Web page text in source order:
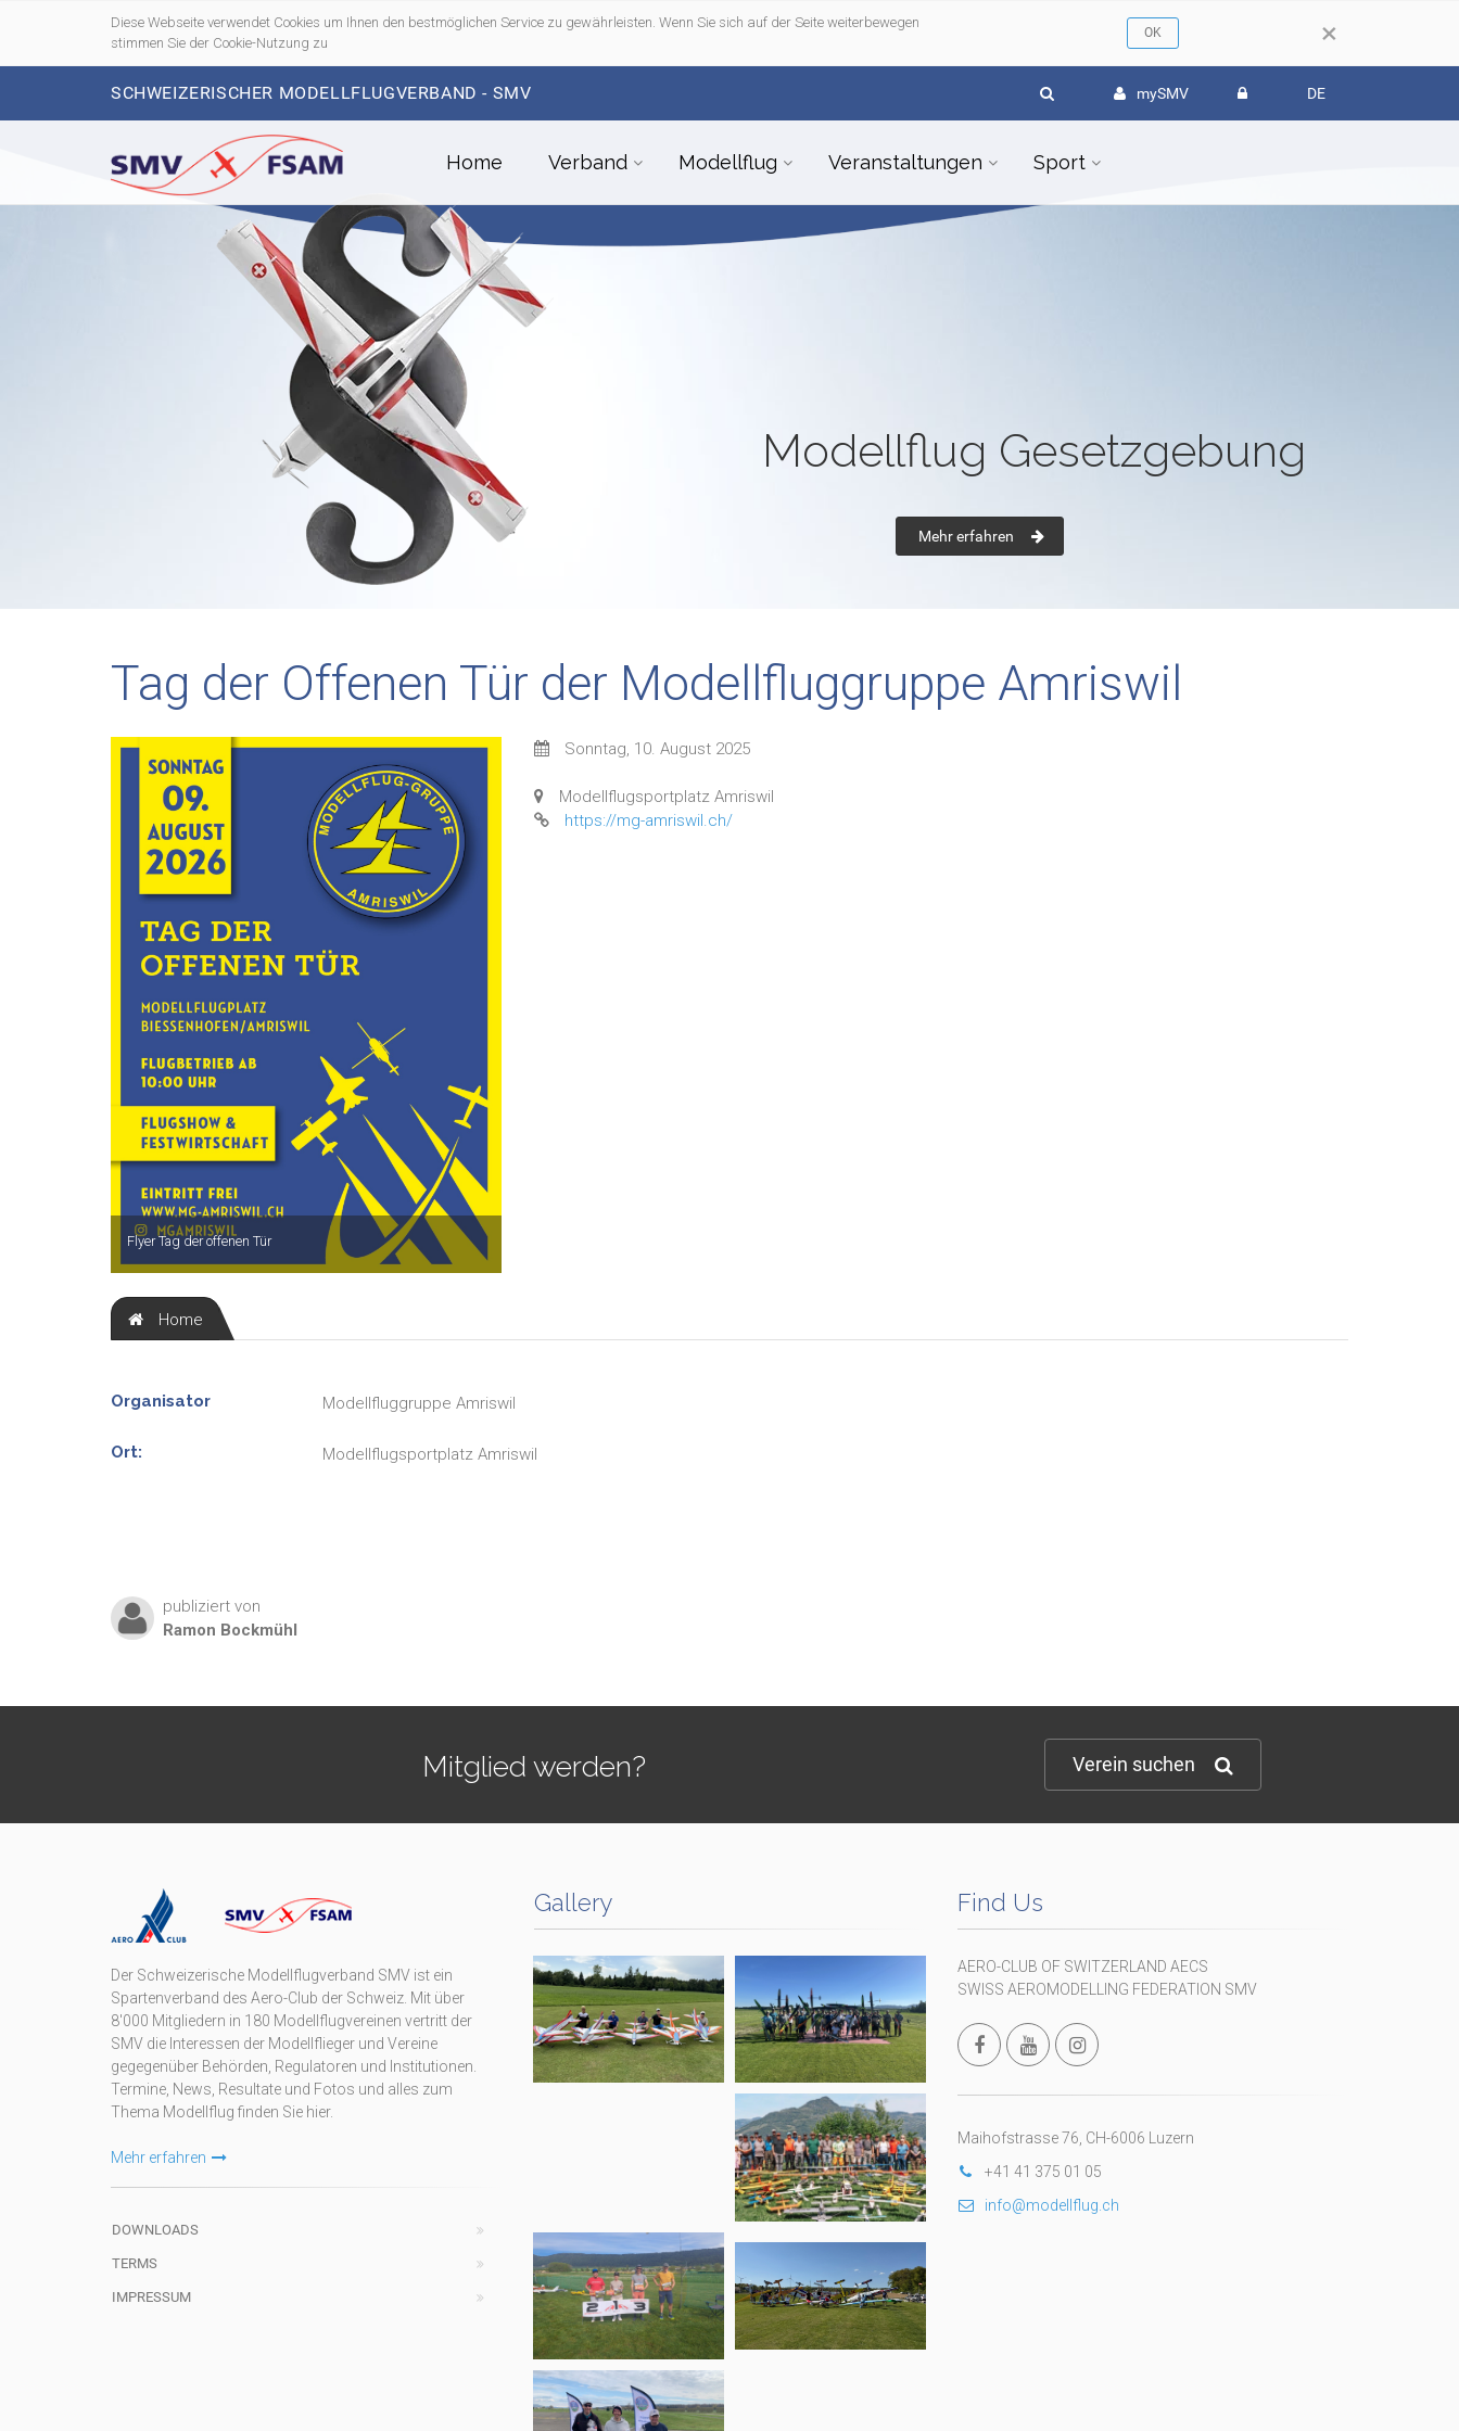
×
Diese Webseite verwendet Cookies um Ihnen den bestmöglichen Service zu gewährleisten. Wenn Sie sich auf der Seite weiterbewegen
stimmen Sie der Cookie-Nutzung zu
SCHWEIZERISCHER MODELLFLUGVERBAND - SMV mySMV DE
Home Verband Modellflug Veranstaltungen Sport
Modellflug Gesetzgebung
Mehr erfahren
Tag der Offenen Tür der Modellfluggruppe Amriswil
Flyer Tag der offenen Tür
Sonntag, 10. August 2025
Modellflugsportplatz Amriswil
https://mg-amriswil.ch/
Home
Organisator Modellfluggruppe Amriswil
Ort: Modellflugsportplatz Amriswil
publiziert von
Ramon Bockmühl
Mitglied werden? Verein suchen
Der Schweizerische Modellflugverband SMV ist ein
Spartenverband des Aero-Club der Schweiz. Mit über
8'000 Mitgliedern in 180 Modellflugvereinen vertritt der
SMV die Interessen der Modellflieger und Vereine
gegegenüber Behörden, Regulatoren und Institutionen.
Termine, News, Resultate und Fotos und alles zum
Thema Modellflug finden Sie hier.
Mehr erfahren
DOWNLOADS
TERMS
IMPRESSUM
Gallery Find Us
AERO-CLUB OF SWITZERLAND AECS
SWISS AEROMODELLING FEDERATION SMV
Maihofstrasse 76, CH-6006 Luzern
+41 41 375 01 05
info@modellflug.ch